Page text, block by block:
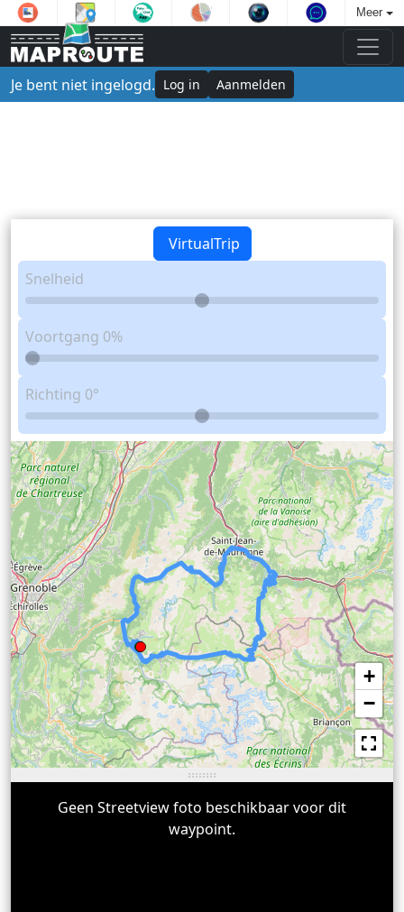
Meer
Je bent niet ingelogd. Log in Aanmelden
VirtualTrip
Snelheid
Voortgang 0%
Richting 0°
+
−
Geen Streetview foto beschikbaar voor dit
waypoint.